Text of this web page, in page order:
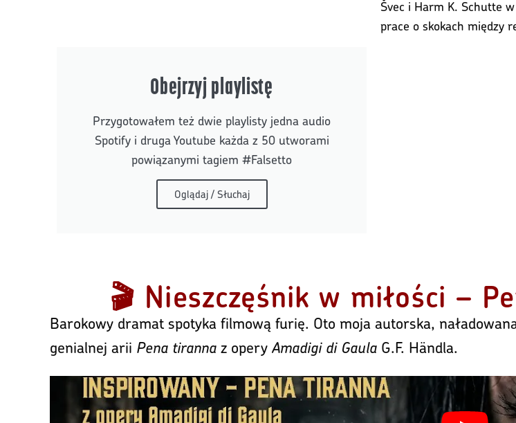
Obejrzyj playlistę
Przygotowałem też dwie playlisty jedna audio
Spotify i druga Youtube każda z 50 utworami
powiązanymi tagiem #Falsetto
Oglądaj / Słuchaj
Švec i Harm K. Schutte
prace o skokach między
🎬 Nieszczęśnik w miłości –
Barokowy dramat spotyka filmową furię. Oto moja autorska,
genialnej arii Pena tiranna z opery Amadigi di Gaula G.F. Händla.